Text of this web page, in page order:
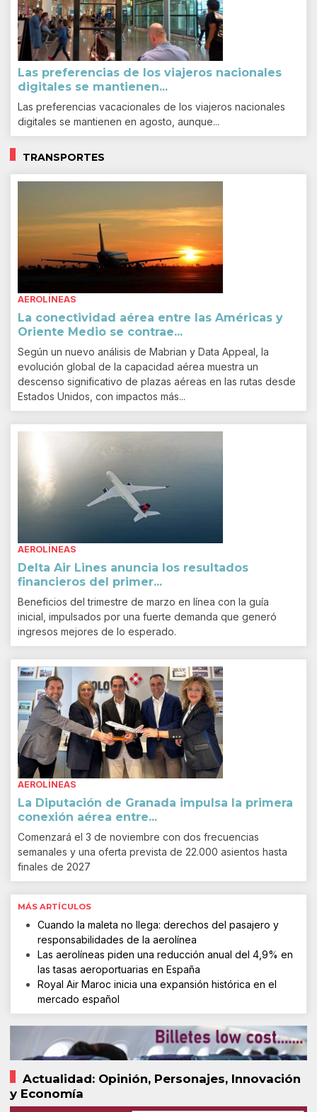
Las preferencias de los viajeros nacionales
digitales se mantienen...
Las preferencias vacacionales de los viajeros nacionales
digitales se mantienen en agosto, aunque...
TRANSPORTES
AEROLÍNEAS
La conectividad aérea entre las Américas y
Oriente Medio se contrae...
Según un nuevo análisis de Mabrian y Data Appeal, la
evolución global de la capacidad aérea muestra un
descenso significativo de plazas aéreas en las rutas desde
Estados Unidos, con impactos más...
AEROLÍNEAS
Delta Air Lines anuncia los resultados
financieros del primer...
Beneficios del trimestre de marzo en línea con la guía
inicial, impulsados por una fuerte demanda que generó
ingresos mejores de lo esperado.
AEROLÍNEAS
La Diputación de Granada impulsa la primera
conexión aérea entre...
Comenzará el 3 de noviembre con dos frecuencias
semanales y una oferta prevista de 22.000 asientos hasta
finales de 2027
MÁS ARTÍCULOS
Cuando la maleta no llega: derechos del pasajero y
responsabilidades de la aerolínea
Las aerolíneas piden una reducción anual del 4,9% en
las tasas aeroportuarias en España
Royal Air Maroc inicia una expansión histórica en el
mercado español
Actualidad: Opinión, Personajes, Innovación
y Economía